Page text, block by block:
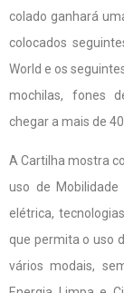
colado ganhará
colocados
World e os
mochilas, fones
chegar a mais de
A Cartilha mostra
uso de
elétrica,
que permita o uso
vários modais,